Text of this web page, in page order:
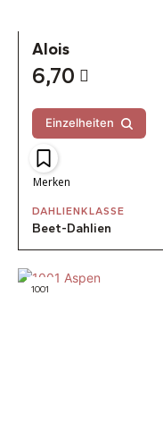
Alois
6,70
Einzelheiten
Merken
DAHLIENKLASSE
Beet-Dahlien
1001